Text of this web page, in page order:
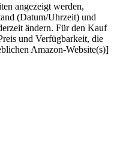
angezeigt werden,
(Datum/Uhrzeit) und
ändern. Für den Kauf
und Verfügbarkeit, die
Amazon-Website(s)]